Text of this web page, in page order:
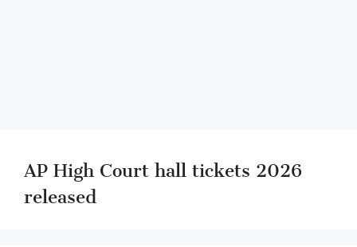
AP High Court hall tickets 2026
released